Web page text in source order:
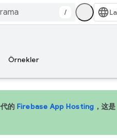
/
Örnekler
的 Firebase App Hosting ，这是